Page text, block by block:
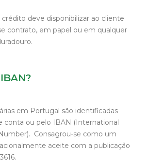
deve disponibilizar ao cliente
contrato, em papel ou em qualquer
em Portugal são identificadas
conta ou pelo IBAN (International
Consagrou-se como um
aceite com a publicação